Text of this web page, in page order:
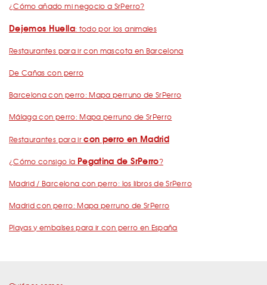
¿Cómo añado mi negocio a SrPerro?
Dejemos Huella: todo por los animales
Restaurantes para ir con mascota en Barcelona
De Cañas con perro
Barcelona con perro: Mapa perruno de SrPerro
Málaga con perro: Mapa perruno de SrPerro
Restaurantes para ircon perro en Madrid
¿Cómo consigo la Pegatina de SrPerro?
Madrid / Barcelona con perro: los libros de SrPerro
Madrid con perro: Mapa perruno de SrPerro
Playas y embalses para ir con perro en España